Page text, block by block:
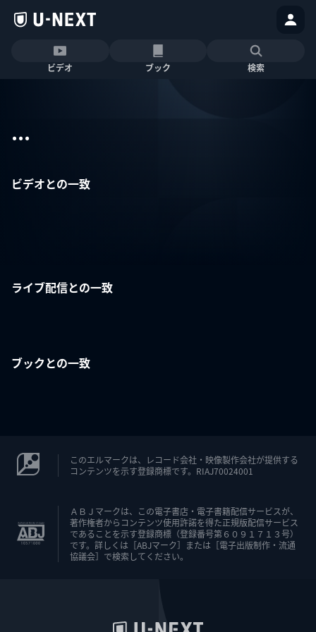
ビデオ ブック 検索
...
ビデオとの一致
ライブ配信との一致
ブックとの一致
このエルマークは、レコード会社・映像製作会社が提供する
コンテンツを示す登録商標です。RIAJ70024001
ＡＢＪマークは、この電子書店・電子書籍配信サービスが、
著作権者からコンテンツ使用許諾を得た正規版配信サービス
であることを示す登録商標（登録番号第６０９１７１３号）
です。詳しくは［ABJマーク］または［電子出版制作・流通
協議会］で検索してください。